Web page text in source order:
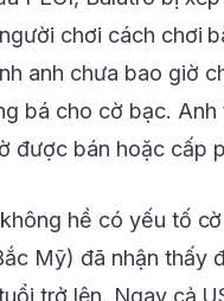
chơi cách chơi
anh chưa bao giờ
bá cho cờ bạc.
được bán hoặc cấp
hề có yếu tố
Mỹ) đã nhận thấy
trở lên. Ngay cả